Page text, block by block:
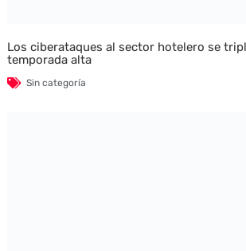
Los ciberataques al sector hotelero se
temporada alta
Sin categoría